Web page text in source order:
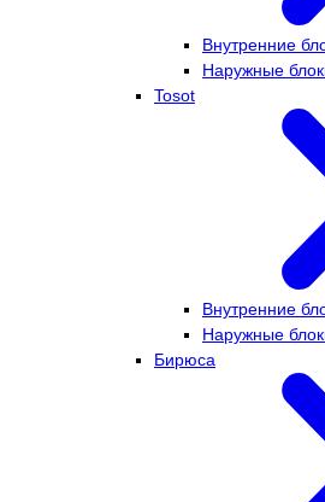
Внутренние
Наружные
Tosot
Внутренние
Наружные
Бирюса